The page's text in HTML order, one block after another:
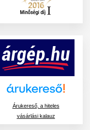
Árukereső, a hiteles
vásárlási kalauz